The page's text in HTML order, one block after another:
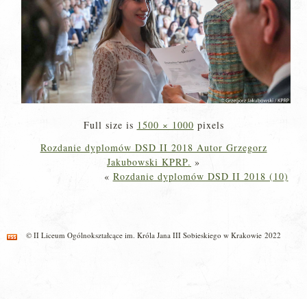
Full size is 1500 × 1000 pixels
Rozdanie dyplomów DSD II 2018 Autor Grzegorz
Jakubowski KPRP. »
« Rozdanie dyplomów DSD II 2018 (10)
© II Liceum Ogólnokształcące im. Króla Jana III Sobieskiego w Krakowie 2022